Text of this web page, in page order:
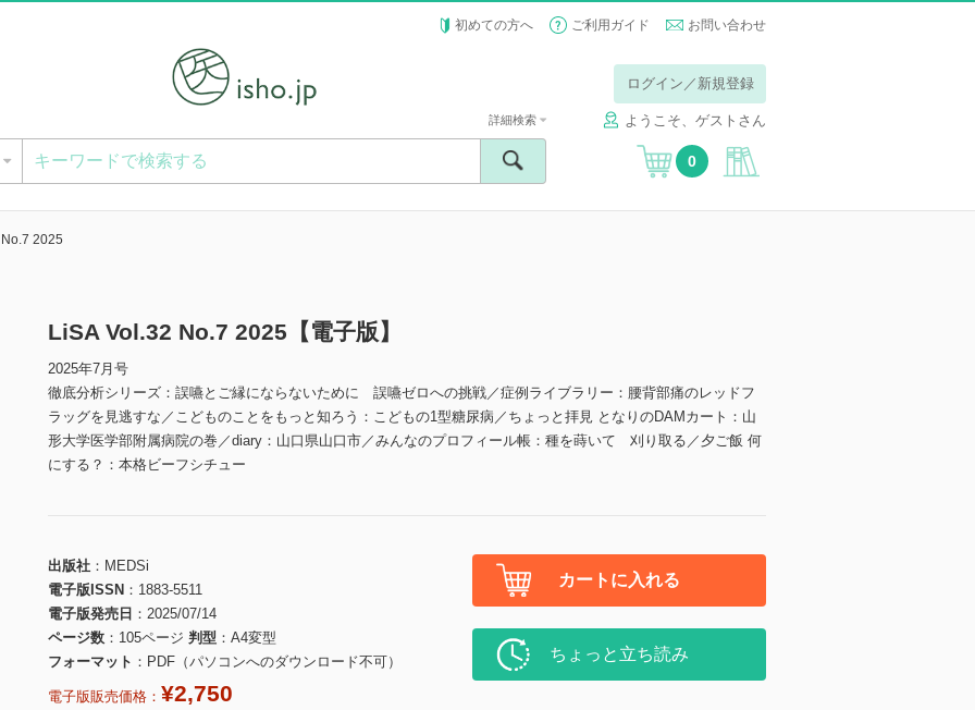
初めての方へ ご利用ガイド お問い合わせ
ログイン／新規登録
ようこそ、ゲストさん
詳細検索
0
2025
LiSA Vol.32 No.7 2025【電子版】
2025年7月号
徹底分析シリーズ：誤嚥とご縁にならないために 誤嚥ゼロへの挑戦／症例ライブラリー：腰背部痛のレッドフ
ラッグを見逃すな／こどものことをもっと知ろう：こどもの1型糖尿病／ちょっと拝見 となりのDAMカート：山
形大学医学部附属病院の巻／diary：山口県山口市／みんなのプロフィール帳：種を蒔いて 刈り取る／夕ご飯 何
にする？：本格ビーフシチュー
出版社
MEDSi
電子版ISSN
1883-5511
電子版発売日
2025/07/14
ページ数
105ページ 判型
A4変型
フォーマット
PDF（パソコンへのダウンロード不可）
電子版販売価格： ¥2,750
カートに入れる
ちょっと立ち読み